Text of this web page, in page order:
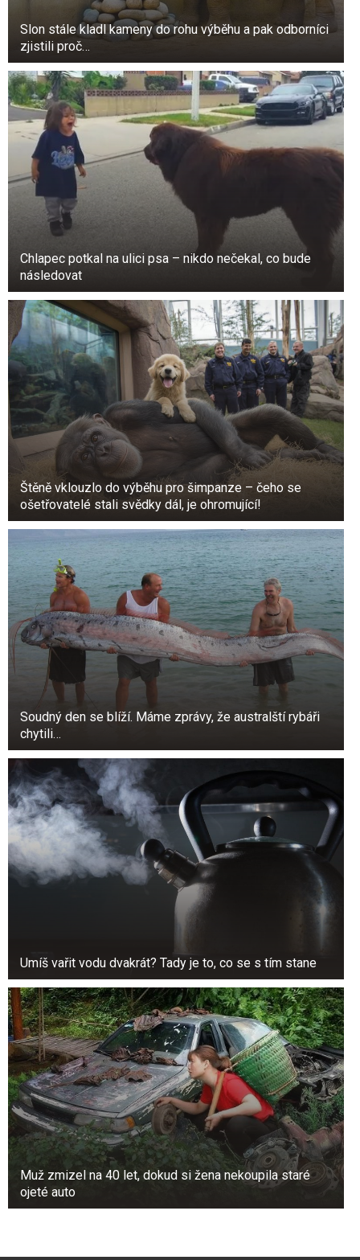
Slon stále kladl kameny do rohu výběhu a pak odborníci
zjistili proč…
Chlapec potkal na ulici psa – nikdo nečekal, co bude
následovat
Štěně vklouzlo do výběhu pro šimpanze – čeho se
ošetřovatelé stali svědky dál, je ohromující!
Soudný den se blíží. Máme zprávy, že australští rybáři
chytili…
Umíš vařit vodu dvakrát? Tady je to, co se s tím stane
Muž zmizel na 40 let, dokud si žena nekoupila staré
ojeté auto